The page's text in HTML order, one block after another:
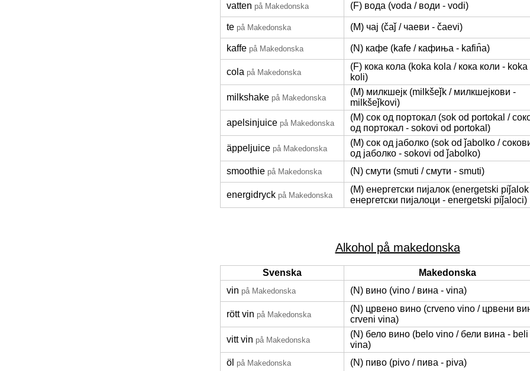
vatten på Makedonska (F) вода (voda / води - vodi)
te på Makedonska (M) чај (čaǰ / чаеви - čaevi)
kaffe på Makedonska (N) кафе (kafe / кафиња - kafin̂a)
cola på Makedonska
(F) кока кола (koka kola / кока коли - koka
koli)
milkshake på Makedonska
(M) милкшејк (milkšeǰk / милкшејкови -
milkšeǰkovi)
apelsinjuice på Makedonska
(M) сок од портокал (sok od portokal /
од портокал - sokovi od portokal)
äppeljuice på Makedonska
(M) сок од јаболко (sok od ǰabolko /
од јаболко - sokovi od ǰabolko)
smoothie på Makedonska (N) смути (smuti / смути - smuti)
energidryck på Makedonska
(M) енергетски пијалок (energetski
енергетски пијалоци - energetski piǰaloci)
Alkohol på makedonska
Svenska
Makedonska
vin på Makedonska (N) вино (vino / вина - vina)
rött vin på Makedonska
(N) црвено вино (crveno vino / црвени
crveni vina)
vitt vin på Makedonska
(N) бело вино (belo vino / бели вина - beli
vina)
öl på Makedonska (N) пиво (pivo / пива - piva)